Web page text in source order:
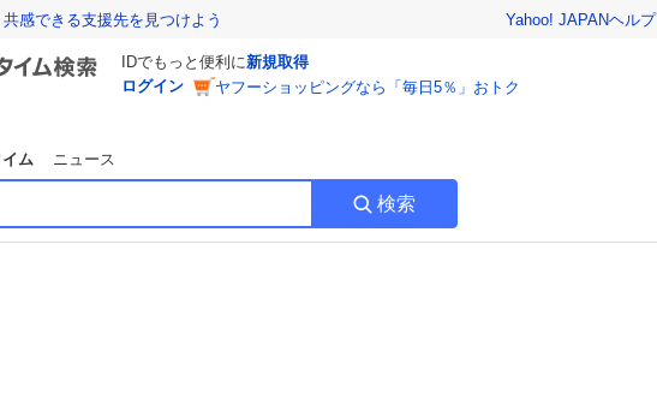
感できる支援先を見つけよう Yahoo! JAPANヘルプ
IDでもっと便利に新規取得
ログイン
ヤフーショッピングなら「毎日5％」おトク
イム ニュース
検索